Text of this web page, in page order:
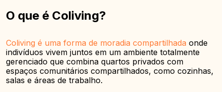
O que é Coliving?
Coliving é uma forma de moradia compartilhada onde
indivíduos vivem juntos em um ambiente totalmente
gerenciado que combina quartos privados com
espaços comunitários compartilhados, como cozinhas,
salas e áreas de trabalho.